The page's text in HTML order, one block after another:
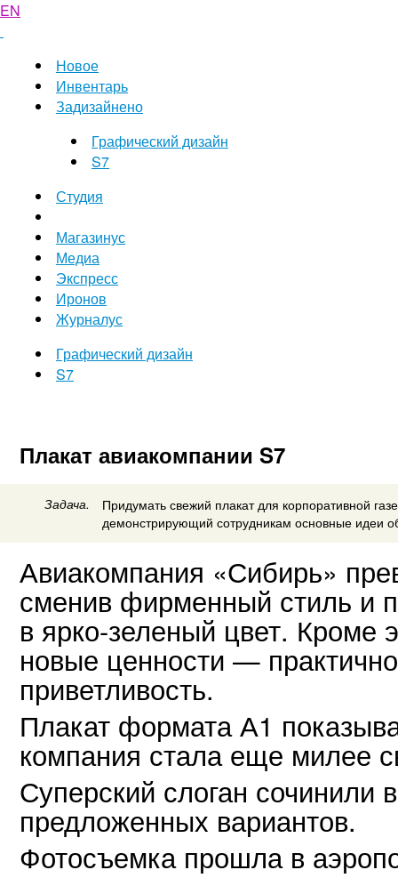
EN
Новое
Инвентарь
Задизайнено
Графический дизайн
S7
Студия
Магазинус
Медиа
Экспресс
Иронов
Журналус
Графический дизайн
S7
Плакат авиакомпании S7
Задача.
Придумать свежий плакат для корпоративной
демонстрирующий сотрудникам основные идеи
Авиакомпания «Сибирь»
сменив фирменный стиль и
в ярко-зеленый цвет. Кроме
новые ценности —
приветливость.
Плакат формата А1
компания стала еще милее
Суперский слоган сочинили
предложенных вариантов.
Фотосъемка прошла в